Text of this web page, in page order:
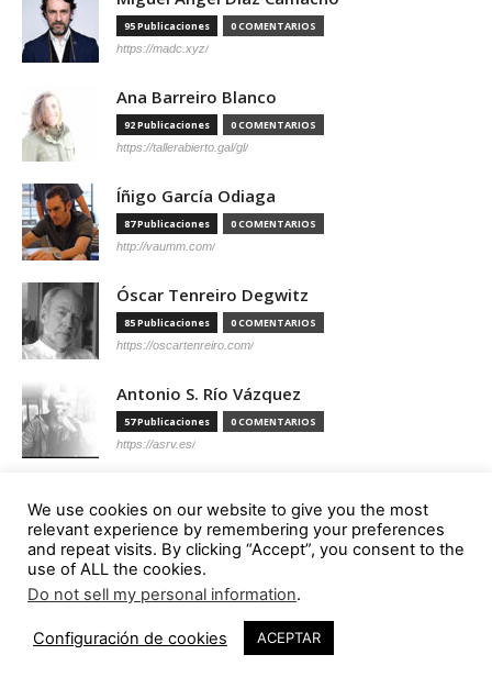
95 Publicaciones 0 COMENTARIOS
https://madc.xyz/
Ana Barreiro Blanco
92 Publicaciones 0 COMENTARIOS
https://tallerabierto.gal/gl/
Íñigo García Odiaga
87 Publicaciones 0 COMENTARIOS
http://vaumm.com/
Óscar Tenreiro Degwitz
85 Publicaciones 0 COMENTARIOS
https://oscartenreiro.com/
Antonio S. Río Vázquez
57 Publicaciones 0 COMENTARIOS
https://asrv.es/
56 Publicaciones 0 COMENTARIOS
https://marcelogardinetti.com/
José del Carmen Palacios Aguilar
0 COMENTARIOS
We use cookies on our website to give you the most
relevant experience by remembering your preferences
and repeat visits. By clicking “Accept”, you consent to the
use of ALL the cookies.
Do not sell my personal information.
Configuración de cookies ACEPTAR